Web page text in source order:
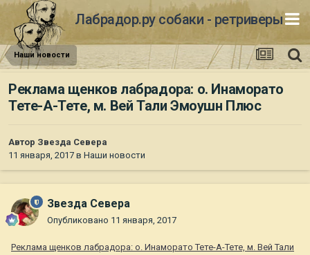
Лабрадор.ру собаки - ретриверы
Наши новости
Реклама щенков лабрадора: о. Инаморато
Тете-А-Тете, м. Вей Тали Эмоушн Плюс
Автор Звезда Севера
11 января, 2017 в Наши новости
Звезда Севера
Опубликовано 11 января, 2017
Реклама щенков лабрадора: о. Инаморато Тете-А-Тете, м. Вей Тали